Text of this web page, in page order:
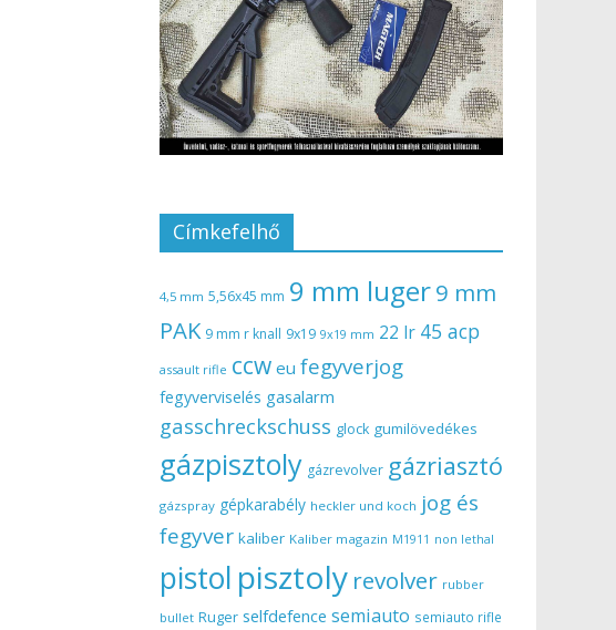
Címkefelhő
4,5 mm 5,56x45 mm 9 mm luger9 mm
PAK 9 mm r knall 9x19 9x19 mm 22 lr 45 acp
assault rifle ccw eu fegyverjog
fegyverviselés gasalarm
gasschreckschuss glock gumilövedékes
gázpisztoly gázrevolver gázriasztó
gázspray gépkarabély heckler und koch jog és
fegyver kaliber Kaliber magazin M1911 non lethal
pistol pisztoly revolver rubber
bullet Ruger selfdefence semiauto semiauto rifle